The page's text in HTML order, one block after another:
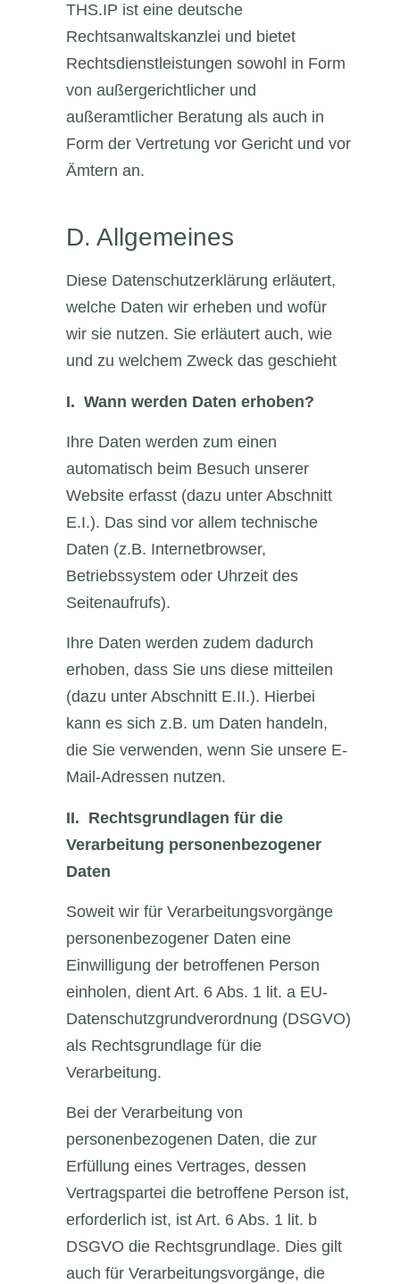
THS.IP ist eine deutsche
Rechtsanwaltskanzlei und bietet
Rechtsdienstleistungen sowohl in Form
von außergerichtlicher und
außeramtlicher Beratung als auch in
Form der Vertretung vor Gericht und vor
Ämtern an.
D. Allgemeines
Diese Datenschutzerklärung erläutert,
welche Daten wir erheben und wofür
wir sie nutzen. Sie erläutert auch, wie
und zu welchem Zweck das geschieht
I. Wann werden Daten erhoben?
Ihre Daten werden zum einen
automatisch beim Besuch unserer
Website erfasst (dazu unter Abschnitt
E.I.). Das sind vor allem technische
Daten (z.B. Internetbrowser,
Betriebssystem oder Uhrzeit des
Seitenaufrufs).
Ihre Daten werden zudem dadurch
erhoben, dass Sie uns diese mitteilen
(dazu unter Abschnitt E.II.). Hierbei
kann es sich z.B. um Daten handeln,
die Sie verwenden, wenn Sie unsere E-
Mail-Adressen nutzen.
II. Rechtsgrundlagen für die
Verarbeitung personenbezogener
Daten
Soweit wir für Verarbeitungsvorgänge
personenbezogener Daten eine
Einwilligung der betroffenen Person
einholen, dient Art. 6 Abs. 1 lit. a EU-
Datenschutzgrundverordnung (DSGVO)
als Rechtsgrundlage für die
Verarbeitung.
Bei der Verarbeitung von
personenbezogenen Daten, die zur
Erfüllung eines Vertrages, dessen
Vertragspartei die betroffene Person ist,
erforderlich ist, ist Art. 6 Abs. 1 lit. b
DSGVO die Rechtsgrundlage. Dies gilt
auch für Verarbeitungsvorgänge, die